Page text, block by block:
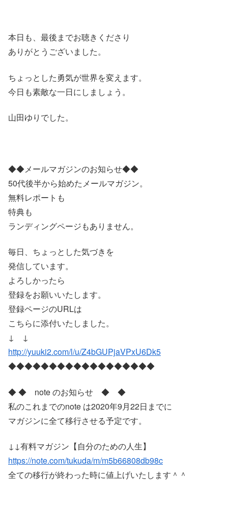
本日も、最後までお聴きくださり
ありがとうございました。
ちょっとした勇気が世界を変えます。
今日も素敵な一日にしましょう。
山田ゆりでした。
◆◆メールマガジンのお知らせ◆◆
50代後半から始めたメールマガジン。
無料レポートも
特典も
ランディングページもありません。
毎日、ちょっとした気づきを
発信しています。
よろしかったら
登録をお願いいたします。
登録ページのURLは
こちらに添付いたしました。
↓ ↓
http://yuuki2.com/l/u/Z4bGUPjaVPxU6Dk5
◆◆◆◆◆◆◆◆◆◆◆◆◆◆◆◆◆◆
◆ ◆ note のお知らせ ◆ ◆
私のこれまでのnote は2020年9月22日までに
マガジンに全て移行させる予定です。
↓↓有料マガジン【自分のための人生】
https://note.com/tukuda/m/m5b66808db98c
全ての移行が終わった時に値上げいたします＾＾